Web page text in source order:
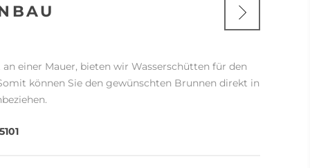
einer Mauer, bieten wir Wasserschütten für den
können Sie den gewünschten Brunnen direkt in